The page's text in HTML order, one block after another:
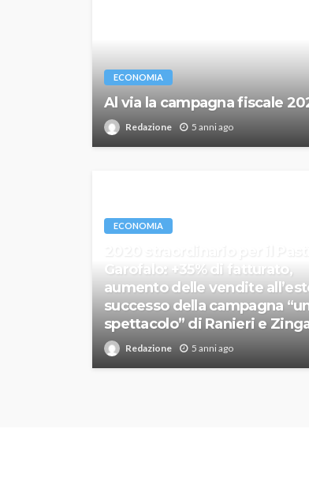
ECONOMIA
Al via la campagna fiscale
Redazione 5 anni ago
ECONOMIA
Garofalo: +35% di fatturato,
aumento delle vendite
successo della campagna
spettacolo” di Ranieri e
Redazione 5 anni ago